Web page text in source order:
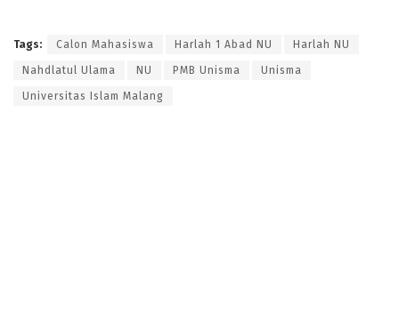
Tags: Calon Mahasiswa Harlah 1 Abad NU Harlah NU
Nahdlatul Ulama NU PMB Unisma Unisma
Universitas Islam Malang